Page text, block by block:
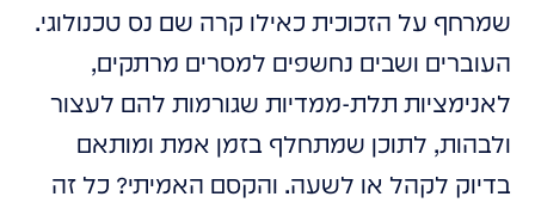
שמרחף על הזכוכית כאילו קרה שם נס טכנולוגי.
העוברים ושבים נחשפים למסרים מרתקים,
לאנימציות תלת-ממדיות שגורמות להם לעצור
ולבהות, לתוכן שמתחלף בזמן אמת ומותאם
בדיוק לקהל או לשעה. והקסם האמיתי? כל זה